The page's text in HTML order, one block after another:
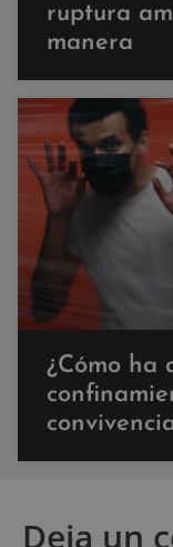
ruptura
manera
¿Cómo ha
Deja un